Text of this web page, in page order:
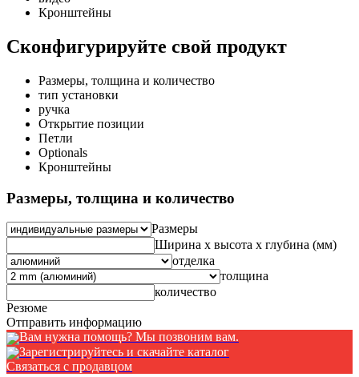
Кронштейны
Сконфигурируйте свой продукт
Размеры, толщина и количество
тип установки
ручка
Открытие позиции
Петли
Optionals
Кронштейны
Размеры, толщина и количество
Размеры
Ширина x высота x глубина (мм)
отделка
толщина
количество
Резюме
Отправить информацию
Вам нужна помощь? Мы позвоним вам.
Зарегистрируйтесь и скачайте каталог
Связаться с продавцом